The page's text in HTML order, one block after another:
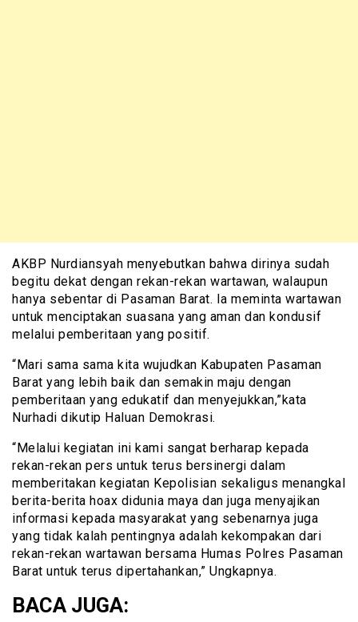
AKBP Nurdiansyah menyebutkan bahwa dirinya sudah
begitu dekat dengan rekan-rekan wartawan, walaupun
hanya sebentar di Pasaman Barat. Ia meminta wartawan
untuk menciptakan suasana yang aman dan kondusif
melalui pemberitaan yang positif.
“Mari sama sama kita wujudkan Kabupaten Pasaman
Barat yang lebih baik dan semakin maju dengan
pemberitaan yang edukatif dan menyejukkan,”kata
Nurhadi dikutip Haluan Demokrasi.
“Melalui kegiatan ini kami sangat berharap kepada
rekan-rekan pers untuk terus bersinergi dalam
memberitakan kegiatan Kepolisian sekaligus menangkal
berita-berita hoax didunia maya dan juga menyajikan
informasi kepada masyarakat yang sebenarnya juga
yang tidak kalah pentingnya adalah kekompakan dari
rekan-rekan wartawan bersama Humas Polres Pasaman
Barat untuk terus dipertahankan,” Ungkapnya.
BACA JUGA: